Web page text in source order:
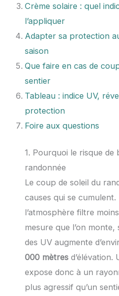
Crème solaire : quel
l’appliquer
Adapter sa protection
saison
Que faire en cas de
sentier
Tableau : indice UV,
protection
Foire aux questions
1. Pourquoi le risque
randonnée
Le coup de soleil du
causes qui se cumulent.
l’atmosphère filtre
mesure que l’on monte,
des UV augmente
000 mètres d’élévation.
expose donc à un
plus agressif qu’un